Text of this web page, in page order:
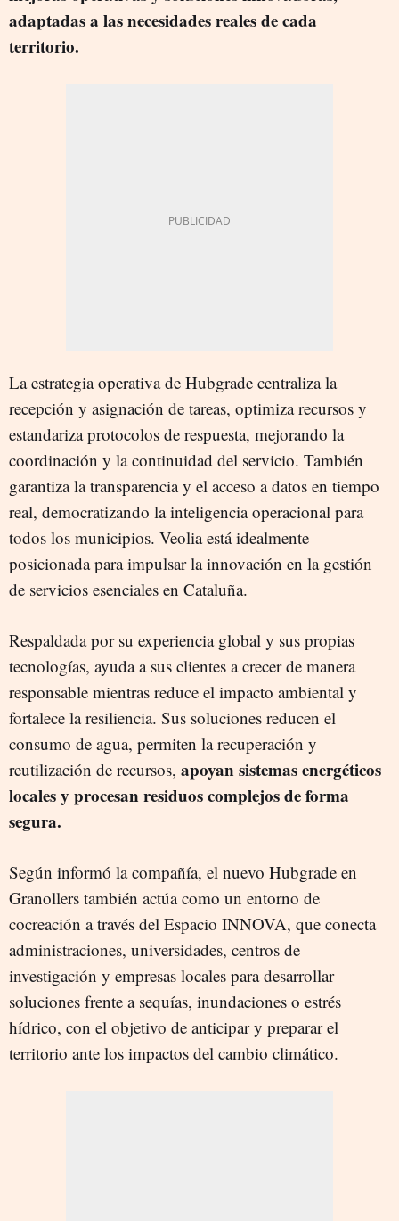
adaptadas a las necesidades reales de cada
territorio.
La estrategia operativa de Hubgrade centraliza la
recepción y asignación de tareas, optimiza recursos y
estandariza protocolos de respuesta, mejorando la
coordinación y la continuidad del servicio. También
garantiza la transparencia y el acceso a datos en tiempo
real, democratizando la inteligencia operacional para
todos los municipios. Veolia está idealmente
posicionada para impulsar la innovación en la gestión
de servicios esenciales en Cataluña.
Respaldada por su experiencia global y sus propias
tecnologías, ayuda a sus clientes a crecer de manera
responsable mientras reduce el impacto ambiental y
fortalece la resiliencia. Sus soluciones reducen el
consumo de agua, permiten la recuperación y
reutilización de recursos, apoyan sistemas energéticos
locales y procesan residuos complejos de forma
segura.
Según informó la compañía, el nuevo Hubgrade en
Granollers también actúa como un entorno de
cocreación a través del Espacio INNOVA, que conecta
administraciones, universidades, centros de
investigación y empresas locales para desarrollar
soluciones frente a sequías, inundaciones o estrés
hídrico, con el objetivo de anticipar y preparar el
territorio ante los impactos del cambio climático.